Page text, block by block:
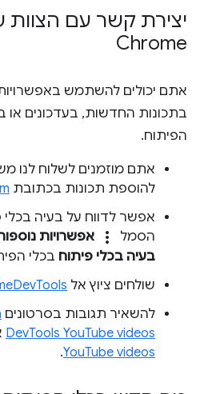
יצירת קשר עם הצוות
Chrome
אתם יכולים להשתמש
בתכונות החדשות, בעדכונים
הפיתוח.
אתם מוזמנים לשלוח לנו
להוספת תכונות בכתובת
אפשר לדווח על בעיה
הסמל
more_vert אפשרויות
בעיה בכלי פיתוח בכלי
שולחים ציוץ אל
להשאיר תגובות בסרטונים
DevTools YouTube videos
YouTube videos
.